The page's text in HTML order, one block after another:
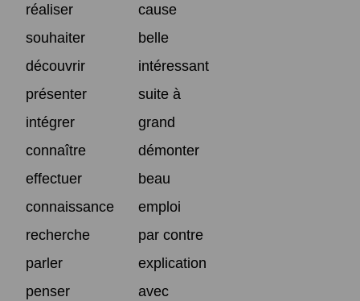
réaliser
cause
souhaiter
belle
découvrir
intéressant
présenter
suite à
intégrer
grand
connaître
démonter
effectuer
beau
connaissance
emploi
recherche
par contre
parler
explication
penser
avec